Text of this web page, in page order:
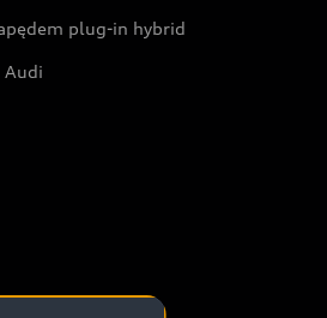
plug-in hybrid
Audi